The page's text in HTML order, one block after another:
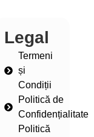
Legal
Termeni
și
Condiții
Politică de
Confidențialitate
Politică